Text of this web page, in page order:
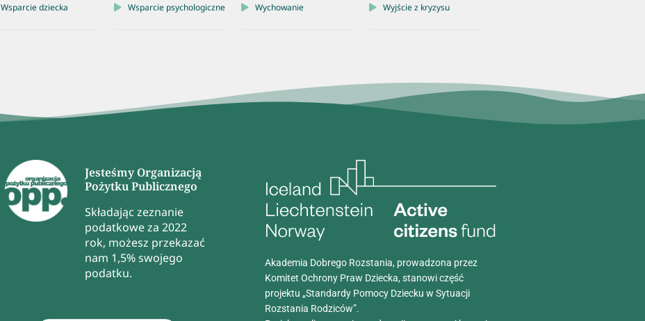
Wsparcie dziecka Wsparcie psychologiczne Wychowanie Wyjście z kryzysu
Jesteśmy Organizacją
Pożytku Publicznego
Składając zeznanie
podatkowe za 2022
rok, możesz przekazać
nam 1,5% swojego
podatku.
Akademia Dobrego Rozstania, prowadzona przez
Komitet Ochrony Praw Dziecka, stanowi część
projektu „Standardy Pomocy Dziecku w Sytuacji
Rozstania Rodziców”.